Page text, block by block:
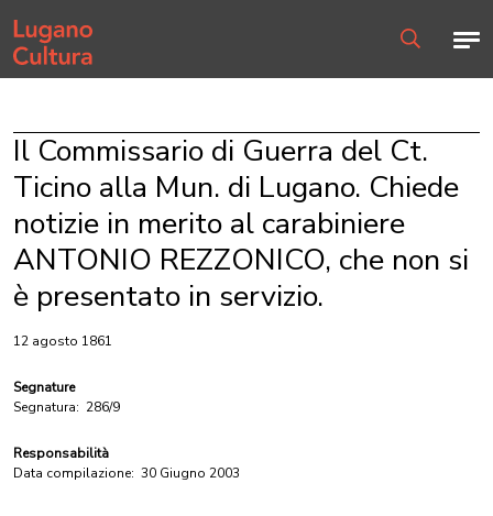
Home page
Il Commissario di Guerra del Ct.
Ticino alla Mun. di Lugano. Chiede
notizie in merito al carabiniere
ANTONIO REZZONICO, che non si
è presentato in servizio.
12 agosto 1861
Segnature
Segnatura: 286/9
Responsabilità
Data compilazione: 30 Giugno 2003